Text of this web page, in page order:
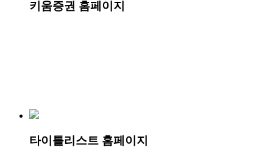
키움증권 홈페이지
타이틀리스트 홈페이지